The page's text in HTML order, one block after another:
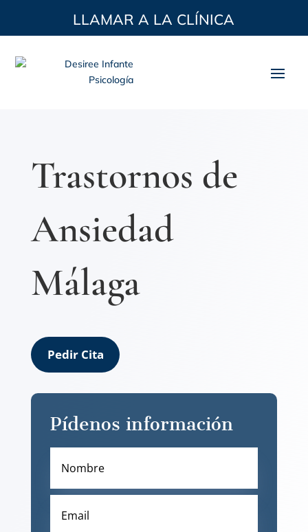
LLAMAR A LA CLÍNICA
Trastornos de
Ansiedad
Málaga
Pedir Cita
Pídenos información